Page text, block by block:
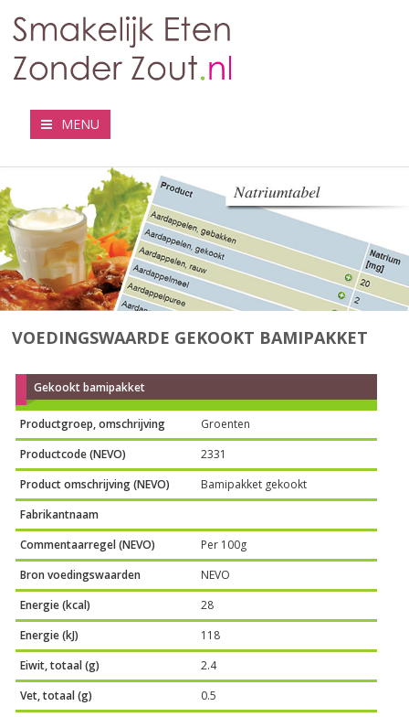
MENU
VOEDINGSWAARDE GEKOOKT BAMIPAKKET
Gekookt bamipakket
Productgroep, omschrijving
Groenten
Productcode (NEVO)
2331
Product omschrijving (NEVO)
Bamipakket gekookt
Fabrikantnaam
Commentaarregel (NEVO)
Per 100g
Bron voedingswaarden
NEVO
Energie (kcal)
28
Energie (kJ)
118
Eiwit, totaal (g)
2.4
Vet, totaal (g)
0.5